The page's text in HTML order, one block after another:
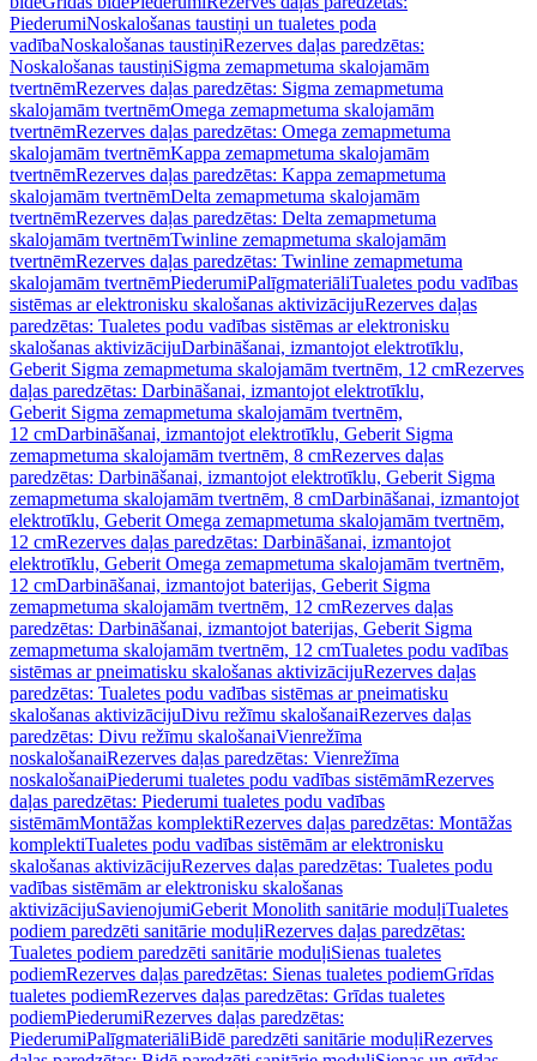
PiederumiNoskalošanas taustiņi un tualetes poda
vadībaNoskalošanas taustiņiRezerves daļas paredzētas:
Noskalošanas taustiņiSigma zemapmetuma skalojamām
tvertnēmRezerves daļas paredzētas: Sigma zemapmetuma
skalojamām tvertnēmOmega zemapmetuma skalojamām
tvertnēmRezerves daļas paredzētas: Omega zemapmetuma
skalojamām tvertnēmKappa zemapmetuma skalojamām
tvertnēmRezerves daļas paredzētas: Kappa zemapmetuma
skalojamām tvertnēmDelta zemapmetuma skalojamām
tvertnēmRezerves daļas paredzētas: Delta zemapmetuma
skalojamām tvertnēmTwinline zemapmetuma skalojamām
tvertnēmRezerves daļas paredzētas: Twinline zemapmetuma
skalojamām tvertnēmPiederumiPalīgmateriāliTualetes podu vadības
sistēmas ar elektronisku skalošanas aktivizācijuRezerves daļas
paredzētas: Tualetes podu vadības sistēmas ar elektronisku
skalošanas aktivizācijuDarbināšanai, izmantojot elektrotīklu,
Geberit Sigma zemapmetuma skalojamām tvertnēm, 12 cmRezerves
daļas paredzētas: Darbināšanai, izmantojot elektrotīklu,
Geberit Sigma zemapmetuma skalojamām tvertnēm,
12 cmDarbināšanai, izmantojot elektrotīklu, Geberit Sigma
zemapmetuma skalojamām tvertnēm, 8 cmRezerves daļas
paredzētas: Darbināšanai, izmantojot elektrotīklu, Geberit Sigma
zemapmetuma skalojamām tvertnēm, 8 cmDarbināšanai, izmantojot
elektrotīklu, Geberit Omega zemapmetuma skalojamām tvertnēm,
12 cmRezerves daļas paredzētas: Darbināšanai, izmantojot
elektrotīklu, Geberit Omega zemapmetuma skalojamām tvertnēm,
12 cmDarbināšanai, izmantojot baterijas, Geberit Sigma
zemapmetuma skalojamām tvertnēm, 12 cmRezerves daļas
paredzētas: Darbināšanai, izmantojot baterijas, Geberit Sigma
zemapmetuma skalojamām tvertnēm, 12 cmTualetes podu vadības
sistēmas ar pneimatisku skalošanas aktivizācijuRezerves daļas
paredzētas: Tualetes podu vadības sistēmas ar pneimatisku
skalošanas aktivizācijuDivu režīmu skalošanaiRezerves daļas
paredzētas: Divu režīmu skalošanaiVienrežīma
noskalošanaiRezerves daļas paredzētas: Vienrežīma
noskalošanaiPiederumi tualetes podu vadības sistēmāmRezerves
daļas paredzētas: Piederumi tualetes podu vadības
sistēmāmMontāžas komplektiRezerves daļas paredzētas: Montāžas
komplektiTualetes podu vadības sistēmām ar elektronisku
skalošanas aktivizācijuRezerves daļas paredzētas: Tualetes podu
vadības sistēmām ar elektronisku skalošanas
aktivizācijuSavienojumiGeberit Monolith sanitārie moduļiTualetes
podiem paredzēti sanitārie moduļiRezerves daļas paredzētas:
Tualetes podiem paredzēti sanitārie moduļiSienas tualetes
podiemRezerves daļas paredzētas: Sienas tualetes podiemGrīdas
tualetes podiemRezerves daļas paredzētas: Grīdas tualetes
podiemPiederumiRezerves daļas paredzētas:
PiederumiPalīgmateriāliBidē paredzēti sanitārie moduļiRezerves